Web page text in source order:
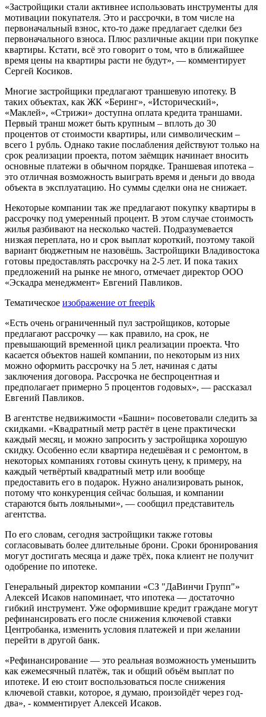
«Застройщики стали активнее использовать инструменты для
мотивации покупателя. Это и рассрочки, в том числе на
первоначальный взнос, кто-то даже предлагает сделки без
первоначального взноса. Плюс различные акции при покупке
квартиры. Кстати, всё это говорит о том, что в ближайшее
время цены на квартиры расти не будут», — комментирует
Сергей Косиков.
Многие застройщики предлагают траншевую ипотеку. В
таких объектах, как ЖК «Беринг», «Исторический»,
«Маклей», «Стрижи» доступна оплата кредита траншами.
Первый транш может быть крупным – вплоть до 30
процентов от стоимости квартиры, или символическим –
всего 1 рубль. Однако такие послабления действуют только на
срок реализации проекта, потом заёмщик начинает вносить
основные платежи в обычном порядке. Траншевая ипотека –
это отличная возможность выиграть время и деньги до ввода
объекта в эксплуатацию. Но суммы сделки она не снижает.
Некоторые компании так же предлагают покупку квартиры в
рассрочку под умеренный процент. В этом случае стоимость
жилья разбивают на несколько частей. Подразумевается
низкая переплата, но и срок выплат короткий, поэтому такой
вариант бюджетным не назовёшь. Застройщики Владивостока
готовы предоставлять рассрочку на 2-5 лет. И пока таких
предложений на рынке не много, отмечает директор ООО
«Эскадра менеджмент» Евгений Павликов.
Тематическое изображение от freepik
«Есть очень ограниченный пул застройщиков, которые
предлагают рассрочку — как правило, на срок, не
превышающий временной цикл реализации проекта. Что
касается объектов нашей компании, по некоторым из них
можно оформить рассрочку на 5 лет, начиная с даты
заключения договора. Рассрочка не беспроцентная и
предполагает примерно 5 процентов годовых», — рассказал
Евгений Павликов.
В агентстве недвижимости «Башни» посоветовали следить за
скидками. «Квадратный метр растёт в цене практически
каждый месяц, и можно запросить у застройщика хорошую
скидку. Особенно если квартира недешёвая и с ремонтом, в
некоторых компаниях готовы скинуть цену, к примеру, на
каждый четвёртый квадратный метр или вообще
предоставить его в подарок. Нужно анализировать рынок,
потому что конкуренция сейчас большая, и компании
стараются быть лояльными», — сообщил представитель
агентства.
По его словам, сегодня застройщики также готовы
согласовывать более длительные брони. Сроки бронирования
могут достигать месяца и даже трёх, пока клиент не получит
одобрение по ипотеке.
Генеральный директор компании «СЗ "ДаВинчи Групп"»
Алексей Исаков напоминает, что ипотека — достаточно
гибкий инструмент. Уже оформившие кредит граждане могут
рефинансировать его после снижения ключевой ставки
Центробанка, изменить условия платежей и при желании
перейти в другой банк.
«Рефинансирование — это реальная возможность уменьшить
как ежемесячный платёж, так и общий объём выплат по
ипотеке. И ею стоит воспользоваться после снижения
ключевой ставки, которое, я думаю, произойдёт через год-
два», - комментирует Алексей Исаков.